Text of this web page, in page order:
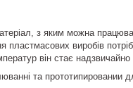
з яким можна
пластмасових виробів
він стає надзвичайно
та прототипировании